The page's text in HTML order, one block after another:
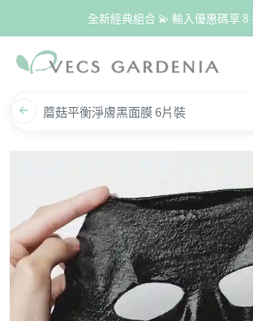
全新經典組合 💫 輸入優惠碼享 8
蘑菇平衡淨膚黑面膜 6片裝